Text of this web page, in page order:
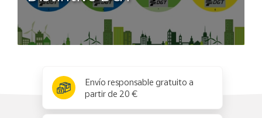
Envío responsable gratuito a
partir de 20 €